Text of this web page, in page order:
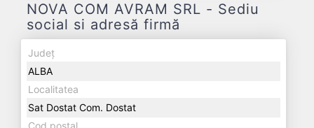
NOVA COM AVRAM SRL - Sediu
social si adresă firmă
Județ
ALBA
Localitatea
Sat Dostat Com. Dostat
Cod poștal